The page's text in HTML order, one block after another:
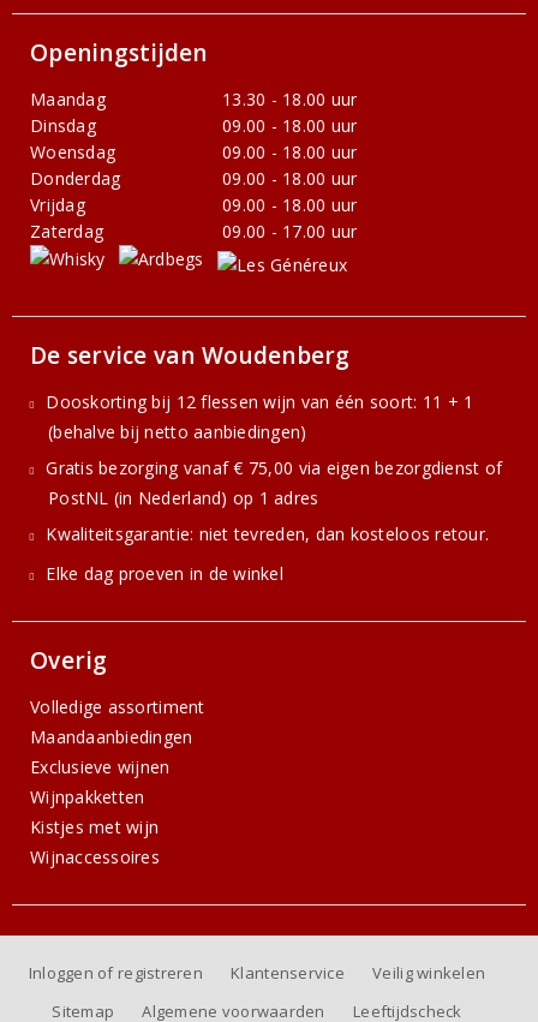
Openingstijden
Maandag
13.30 - 18.00 uur
Dinsdag
09.00 - 18.00 uur
Woensdag
09.00 - 18.00 uur
Donderdag
09.00 - 18.00 uur
Vrijdag
09.00 - 18.00 uur
Zaterdag
09.00 - 17.00 uur
De service van Woudenberg
Dooskorting bij 12 flessen wijn van één soort: 11 + 1
(behalve bij netto aanbiedingen)
Gratis bezorging vanaf € 75,00 via eigen bezorgdienst of
PostNL (in Nederland) op 1 adres
Kwaliteitsgarantie: niet tevreden, dan kosteloos retour.
Elke dag proeven in de winkel
Overig
Volledige assortiment
Maandaanbiedingen
Exclusieve wijnen
Wijnpakketten
Kistjes met wijn
Wijnaccessoires
Inloggen of registreren Klantenservice
Veilig winkelen
Sitemap
Algemene voorwaarden Leeftijdscheck